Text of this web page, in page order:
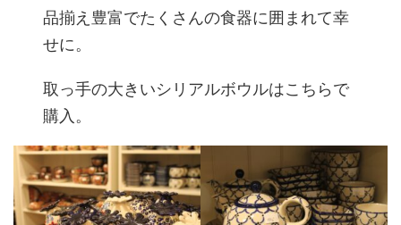
品揃え豊富でたくさんの食器に囲まれて幸
せに。
取っ手の大きいシリアルボウルはこちらで
購入。